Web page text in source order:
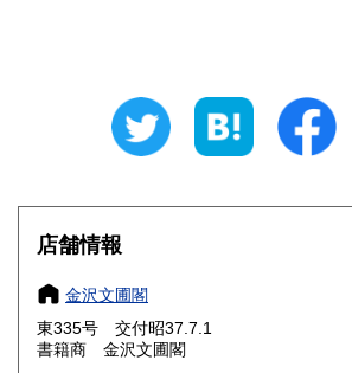
320円 福井県
320円 長野県
岐阜県 320円 静岡県
愛知県
滋賀県
大阪府
店舗情報
金沢文圃閣
東335号 交付昭37.7.1
書籍商 金沢文圃閣